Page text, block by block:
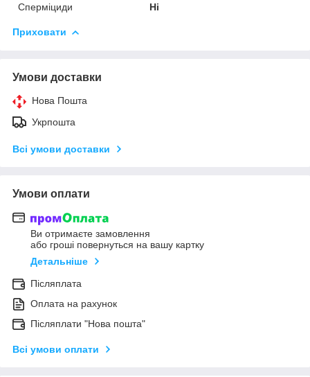
Сперміциди
Ні
Приховати
Умови доставки
Нова Пошта
Укрпошта
Всі умови доставки
Умови оплати
Ви отримаєте замовлення
або гроші повернуться на вашу картку
Детальніше
Післяплата
Оплата на рахунок
Післяплати "Нова пошта"
Всі умови оплати